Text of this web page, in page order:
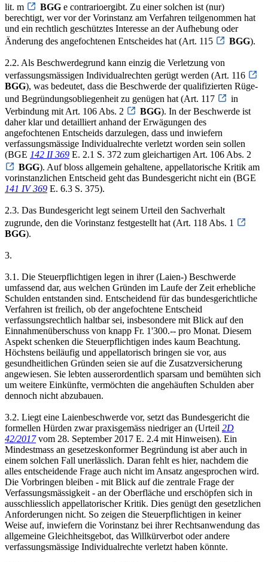
lit. m BGG e contrarioergibt. Zu einer solchen ist (nur)
berechtigt, wer vor der Vorinstanz am Verfahren teilgenommen hat
und ein rechtlich geschütztes Interesse an der Aufhebung oder
Änderung des angefochtenen Entscheides hat (Art. 115
BGG).
2.2. Als Beschwerdegrund kann einzig die Verletzung von
verfassungsmässigen Individualrechten gerügt werden (Art. 116
BGG), was bedeutet, dass die Beschwerde der qualifizierten Rüge-
und Begründungsobliegenheit zu genügen hat (Art. 117
in
Verbindung mit Art. 106 Abs. 2
BGG). In der Beschwerde ist
daher klar und detailliert anhand der Erwägungen des
angefochtenen Entscheids darzulegen, dass und inwiefern
verfassungsmässige Individualrechte verletzt worden sein sollen
(BGE 142 II 369 E. 2.1 S. 372 zum gleichartigen Art. 106 Abs. 2
BGG). Auf bloss allgemein gehaltene, appellatorische Kritik am
vorinstanzlichen Entscheid geht das Bundesgericht nicht ein (BGE
141 IV 369 E. 6.3 S. 375).
2.3. Das Bundesgericht legt seinem Urteil den Sachverhalt
zugrunde, den die Vorinstanz festgestellt hat (Art. 118 Abs. 1
BGG).
3.
3.1. Die Steuerpflichtigen legen in ihrer (Laien-) Beschwerde
umfassend dar, aus welchen Gründen im Laufe der Zeit erhebliche
Schulden entstanden sind. Entscheidend für das bundesgerichtliche
Verfahren ist freilich, ob der angefochtene Entscheid
verfassungsrechtlich haltbar sei, insbesondere mit Blick auf den
Einnahmenüberschuss von knapp Fr. 1'300.-- pro Monat. Diesem
Aspekt schenken die Steuerpflichtigen indes kaum Beachtung.
Höchstens beiläufig und appellatorisch bringen sie vor, aus
gesundheitlichen Gründen seien sie auf die Zusatzversicherung
angewiesen. Sie lebten ausserordentlich sparsam und bemühten sich
um weitere Einkünfte, vermöchten die angehäuften Schulden aber
dennoch nicht abzubauen.
3.2. Liegt eine Laienbeschwerde vor, setzt das Bundesgericht die
formellen Hürden zwar praxisgemäss niedriger an (Urteil 2D
42/2017vom 28. September 2017 E. 2.4 mit Hinweisen). Ein
Mindestmass an gesetzeskonformer Begründung ist aber auch in
einem solchen Fall unerlässlich. Daran fehlt es hier, nachdem die
alles entscheidende Frage auch nicht im Ansatz angesprochen wird.
Die Vorbringen bleiben - mit Blick auf die zentrale Frage der
Verfassungsmässigkeit - an der Oberfläche und erschöpfen sich in
ausschliesslich appellatorischer Kritik. Dies genügt den gesetzlichen
Anforderungen nicht. So zeigen die Steuerpflichtigen in keiner
Weise auf, inwiefern die Vorinstanz bei ihrer Rechtsanwendung das
allgemeine Gleichheitsgebot, das Willkürverbot oder andere
verfassungsmässige Individualrechte verletzt haben könnte.